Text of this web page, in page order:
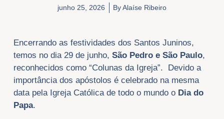
junho 25, 2026 ByAlaíse Ribeiro
Encerrando as festividades dos Santos Juninos,
temos no dia 29 de junho, São Pedro e São Paulo,
reconhecidos como “Colunas da Igreja”. Devido a
importância dos apóstolos é celebrado na mesma
data pela Igreja Católica de todo o mundo o Dia do
Papa.